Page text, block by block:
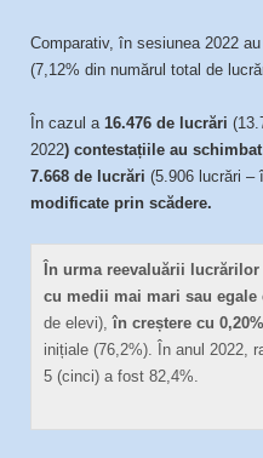
Comparativ, în sesiunea 2022
(7,12% din numărul total de
În cazul a 16.476 de lucrări
2022) contestațiile au
7.668 de lucrări (5.906 lucrări –
modificate prin scădere.
În urma reevaluării lucrărilor
cu medii mai mari sau egale
de elevi),în creștere cu 0,20%
inițiale (76,2%). În anul 2022,
5 (cinci) a fost 82,4%.